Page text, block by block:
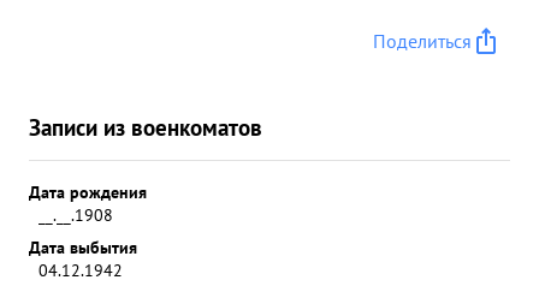
Поделиться
Записи из военкоматов
Дата рождения
__.__.1908
Дата выбытия
04.12.1942